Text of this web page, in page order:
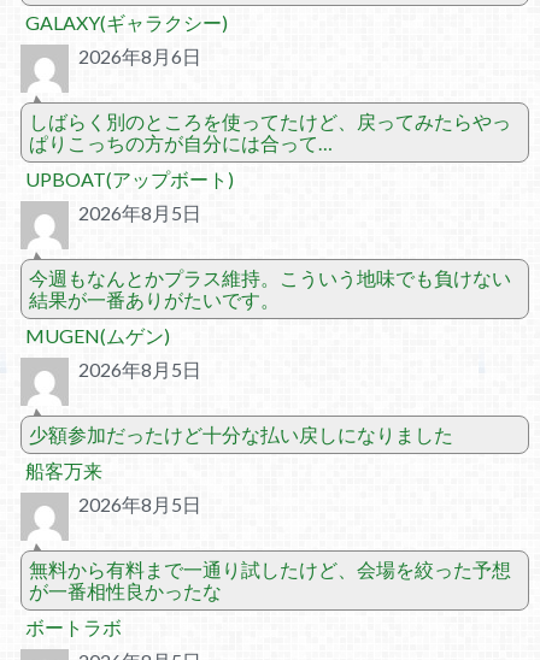
GALAXY(ギャラクシー)
2026年8月6日
しばらく別のところを使ってたけど、戻ってみたらやっ
ぱりこっちの方が自分には合って…
UPBOAT(アップボート)
2026年8月5日
今週もなんとかプラス維持。こういう地味でも負けない
結果が一番ありがたいです。
MUGEN(ムゲン)
2026年8月5日
少額参加だったけど十分な払い戻しになりました
船客万来
2026年8月5日
無料から有料まで一通り試したけど、会場を絞った予想
が一番相性良かったな
ボートラボ